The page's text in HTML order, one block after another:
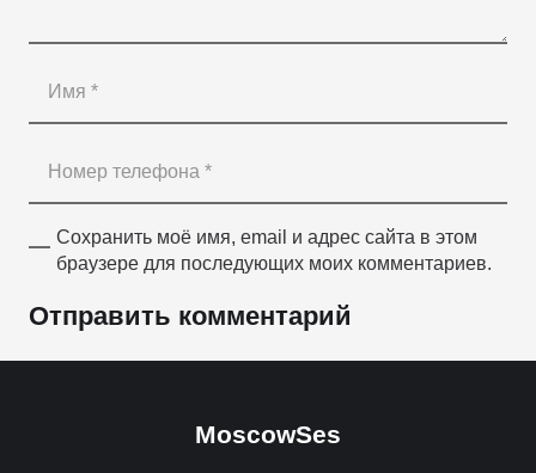
Сохранить моё имя, email и адрес сайта в этом
браузере для последующих моих комментариев.
Отправить комментарий
MoscowSes